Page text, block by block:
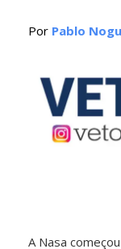
Por Pablo
A Nasa